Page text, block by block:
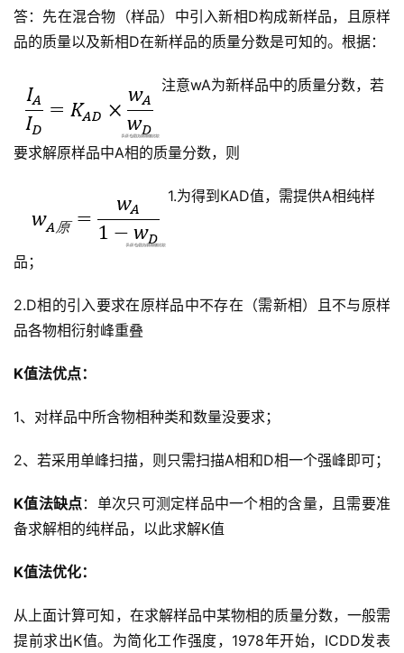
答：先在混合物（样品）中引入新相D构成新样品，且原样
品的质量以及新相D在新样品的质量分数是可知的。根据：
注意wA为新样品中的质量分数，若
要求解原样品中A相的质量分数，则
1.为得到KAD值，需提供A相纯样
品；
2.D相的引入要求在原样品中不存在（需新相）且不与原样
品各物相衍射峰重叠
K值法优点：
1、对样品中所含物相种类和数量没要求；
2、若采用单峰扫描，则只需扫描A相和D相一个强峰即可；
K值法缺点：单次只可测定样品中一个相的含量，且需要准
备求解相的纯样品，以此求解K值
K值法优化：
从上面计算可知，在求解样品中某物相的质量分数，一般需
提前求出K值。为简化工作强度，1978年开始，ICDD发表